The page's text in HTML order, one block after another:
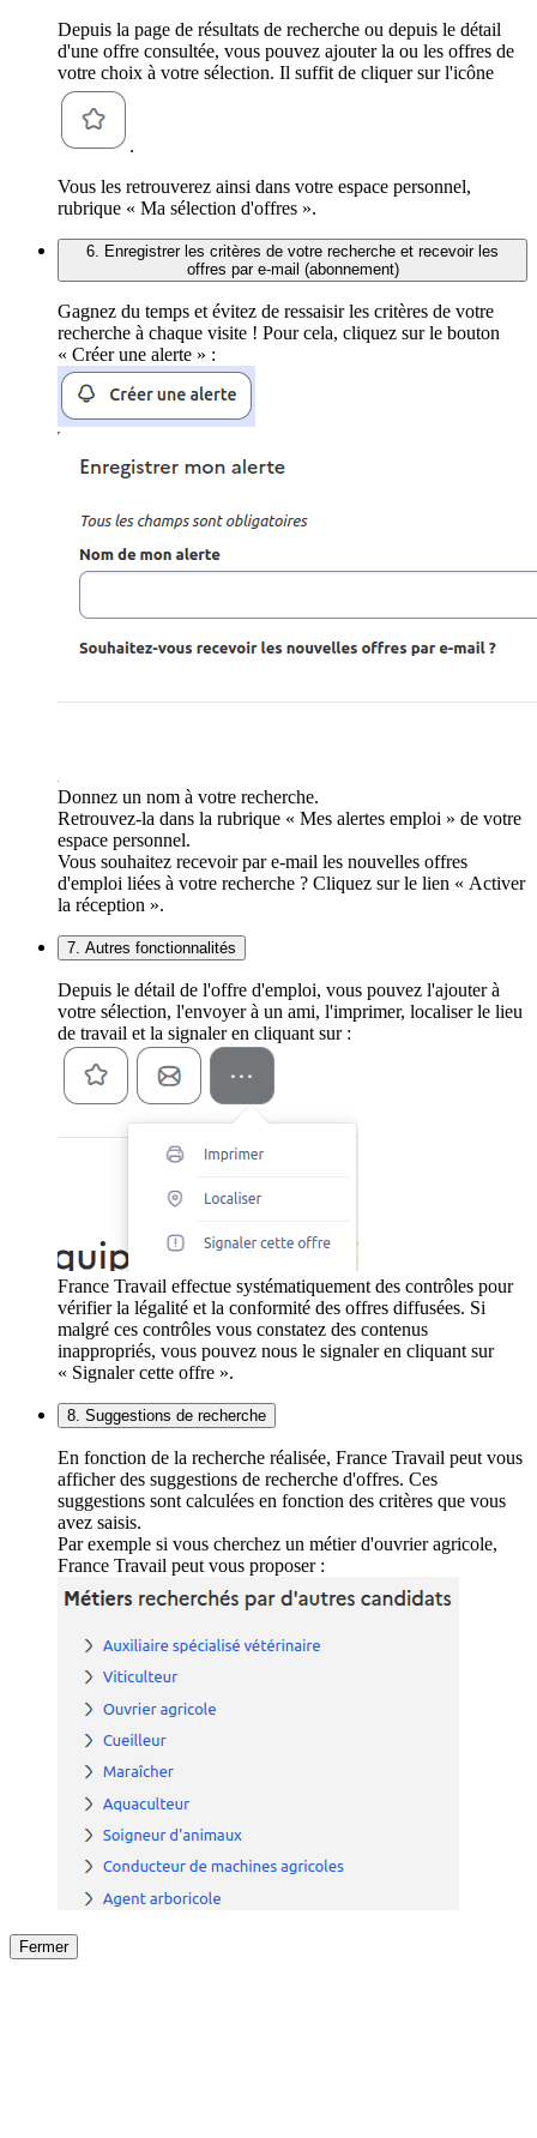
Depuis la page de résultats de recherche ou depuis le détail
d'une offre consultée, vous pouvez ajouter la ou les offres de
votre choix à votre sélection. Il suffit de cliquer sur l'icône
.
Vous les retrouverez ainsi dans votre espace personnel,
rubrique « Ma sélection d'offres ».
6. Enregistrer les critères de votre recherche et recevoir les
offres par e-mail (abonnement)
Gagnez du temps et évitez de ressaisir les critères de votre
recherche à chaque visite ! Pour cela, cliquez sur le bouton
« Créer une alerte » :
Donnez un nom à votre recherche.
Retrouvez-la dans la rubrique « Mes alertes emploi » de votre
espace personnel.
Vous souhaitez recevoir par e-mail les nouvelles offres
d'emploi liées à votre recherche ? Cliquez sur le lien « Activer
la réception ».
7. Autres fonctionnalités
Depuis le détail de l'offre d'emploi, vous pouvez l'ajouter à
votre sélection, l'envoyer à un ami, l'imprimer, localiser le lieu
de travail et la signaler en cliquant sur :
France Travail effectue systématiquement des contrôles pour
vérifier la légalité et la conformité des offres diffusées. Si
malgré ces contrôles vous constatez des contenus
inappropriés, vous pouvez nous le signaler en cliquant sur
« Signaler cette offre ».
8. Suggestions de recherche
En fonction de la recherche réalisée, France Travail peut vous
afficher des suggestions de recherche d'offres. Ces
suggestions sont calculées en fonction des critères que vous
avez saisis.
Par exemple si vous cherchez un métier d'ouvrier agricole,
France Travail peut vous proposer :
Fermer